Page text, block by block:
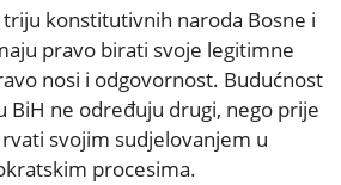
konstitutivnih naroda Bosne i
pravo birati svoje legitimne
nosi i odgovornost. Budućnost
BiH ne određuju drugi, nego prije
svojim sudjelovanjem u
procesima.